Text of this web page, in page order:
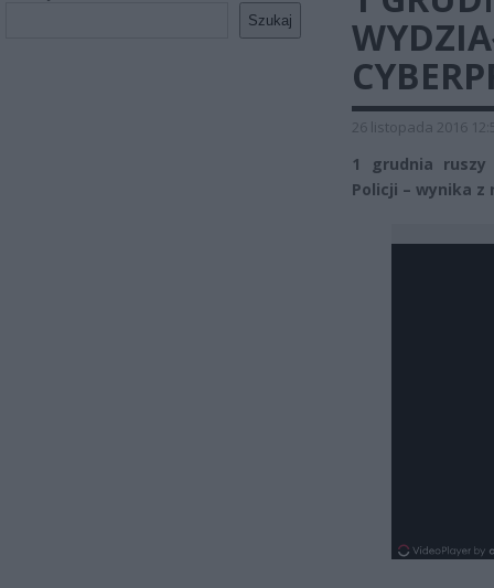
Szukaj
26 listopada 2016
1 grudnia ruszy
Policji – wynika z